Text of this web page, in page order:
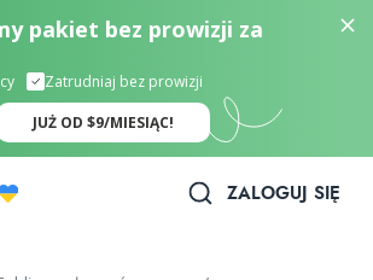
pakiet bez prowizji za
Zatrudniaj bez prowizji
JUŻ OD $9/MIESIĄC!
ZALOGUJ SIĘ